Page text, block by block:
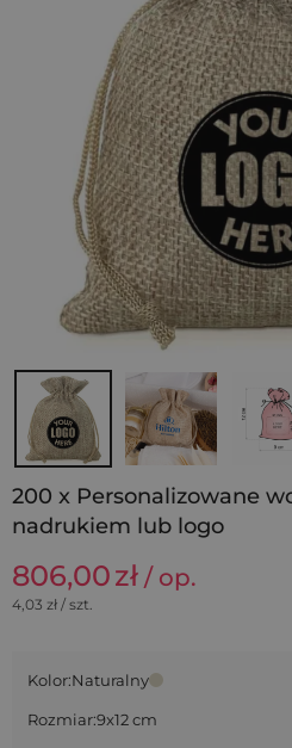
200 x Personalizowane
nadrukiem lub logo
806,00zł / op.
4,03 zł / szt.
Kolor:Naturalny
Rozmiar:9x12 cm